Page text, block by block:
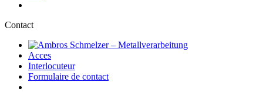
Contact
Acces
Interlocuteur
Formulaire de contact